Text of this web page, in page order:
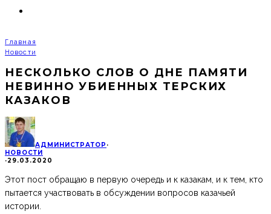
Главная
Новости
НЕСКОЛЬКО СЛОВ О ДНЕ ПАМЯТИ
НЕВИННО УБИЕННЫХ ТЕРСКИХ
КАЗАКОВ
АДМИНИСТРАТОР ·
НОВОСТИ
·29.03.2020
Этот пост обращаю в первую очередь и к казакам, и к тем, кто
пытается участвовать в обсуждении вопросов казачьей
истории.